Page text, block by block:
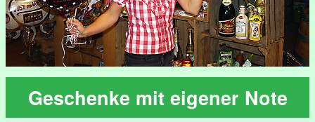
Geschenke mit eigener Note